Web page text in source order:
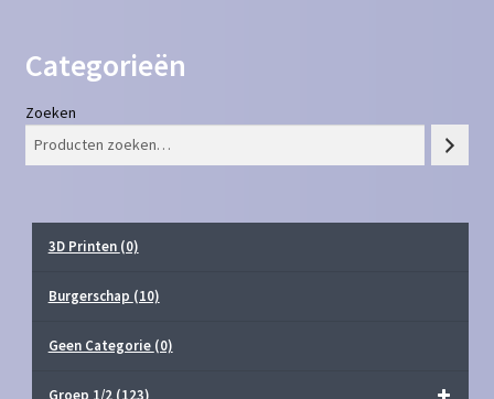
Categorieën
Zoeken
3D Printen (0)
Burgerschap (10)
Geen Categorie (0)
Groep 1/2 (123)